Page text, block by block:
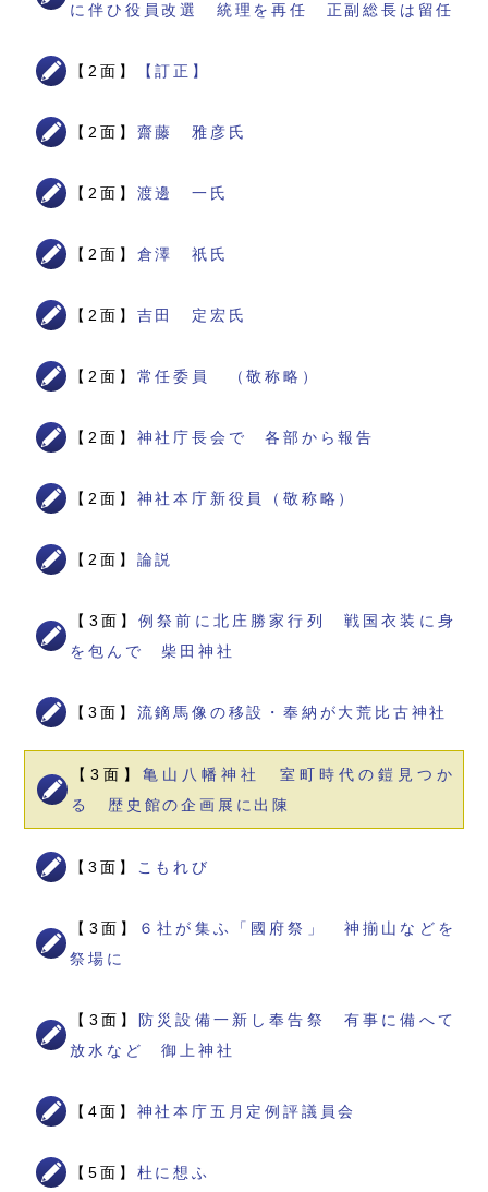
に伴ひ役員改選 統理を再任 正副総長は留任
【2面】 【訂正】
【2面】 齋藤 雅彦氏
【2面】 渡邊 一氏
【2面】 倉澤 祇氏
【2面】 吉田 定宏氏
【2面】 常任委員 （敬称略）
【2面】 神社庁長会で 各部から報告
【2面】 神社本庁新役員（敬称略）
【2面】 論説
【3面】例祭前に北庄勝家行列 戦国衣装に身
を包んで 柴田神社
【3面】 流鏑馬像の移設・奉納が大荒比古神社
【3面】亀山八幡神社 室町時代の鎧見つか
る 歴史館の企画展に出陳
【3面】 こもれび
【3面】
６社が集ふ「國府祭」 神揃山などを
祭場に
【3面】 防災設備一新し奉告祭 有事に備へて
放水など 御上神社
【4面】 神社本庁五月定例評議員会
【5面】 杜に想ふ